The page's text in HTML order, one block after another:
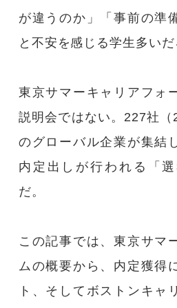
採用情報
アクセス
大学生の親御様向け書籍のプレゼ
大学関係者の方へ
が違うのか」「事前の準
と不安を感じる学生多いだ
東京サマーキャリアフォ
説明会ではない。227社（
のグローバル企業が集結
内定出しが行われる「
だ。
この記事では、東京サマ
ムの概要から、内定獲得
ト、そしてボストンキャ